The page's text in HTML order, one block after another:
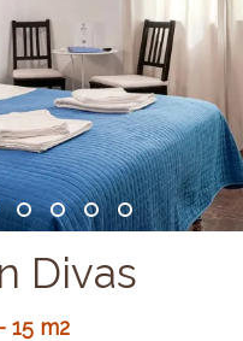
Divas
15 m2